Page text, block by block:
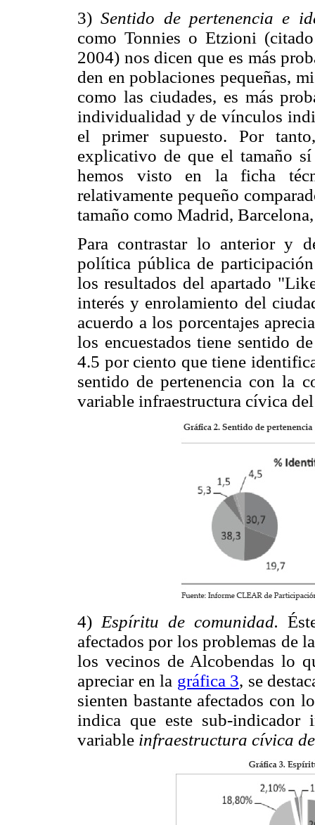
3)Sentido de pertenencia e
como Tonnies o Etzioni
2004) nos dicen que es más
den en poblaciones pequeñas,
como las ciudades, es más
individualidad y de vínculos
el primer supuesto. Por
explicativo de que el tamaño
hemos visto en la ficha
relativamente pequeño
tamaño como Madrid,
Para contrastar lo anterior y
política pública de
los resultados del apartado
interés y enrolamiento del
acuerdo a los porcentajes
los encuestados tiene sentido
4.5 por ciento que tiene
sentido de pertenencia con la
variable infraestructura cívica
4) Espíritu de comunidad.
afectados por los problemas de
los vecinos de Alcobendas lo
apreciar en la gráfica 3, se
sienten bastante afectados con
indica que este sub-indicador
variable infraestructura cívica